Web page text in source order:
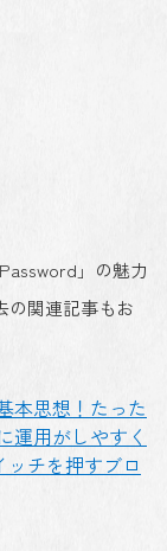
」の魅力
の関連記事もお
本思想！たった
運用がしやすく
ッチを押すブロ